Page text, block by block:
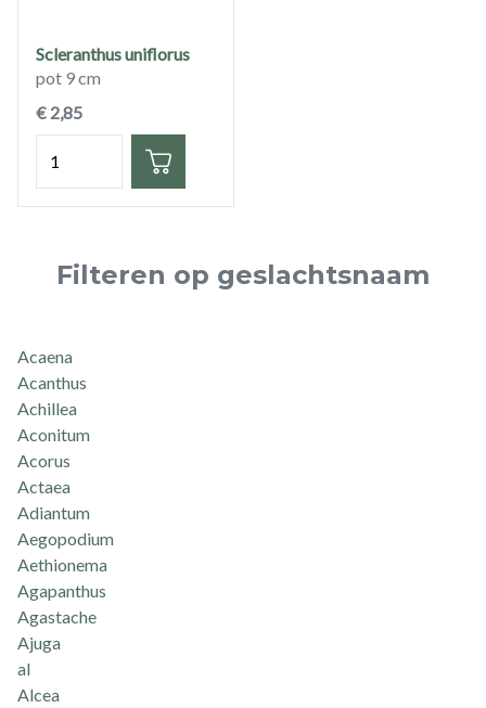
Scleranthus uniflorus
pot 9 cm
€ 2,85
Filteren op geslachtsnaam
Acaena
Acanthus
Achillea
Aconitum
Acorus
Actaea
Adiantum
Aegopodium
Aethionema
Agapanthus
Agastache
Ajuga
al
Alcea